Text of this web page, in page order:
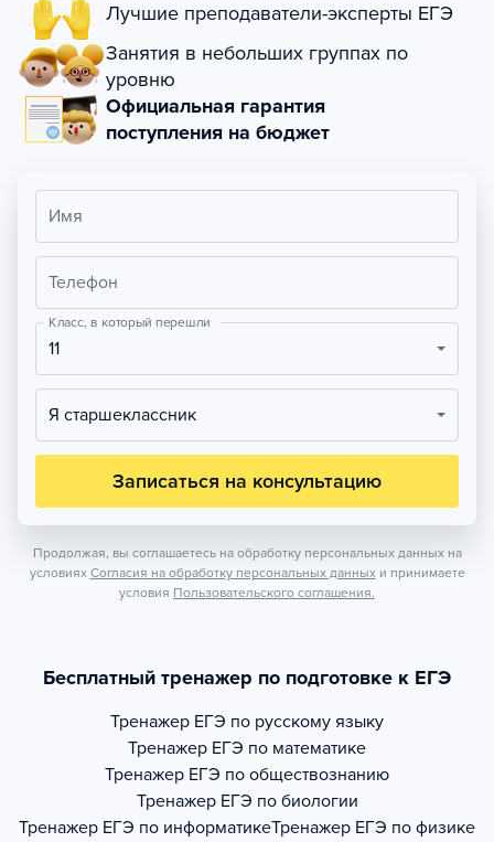
Лучшие преподаватели-эксперты ЕГЭ
Занятия в небольших группах по
уровню
Официальная гарантия
поступления на бюджет
Имя
Телефон
Класс, в который перешли
11
Я старшеклассник
Записаться на консультацию
Продолжая, вы соглашаетесь на обработку персональных данных на
условиях Согласия на обработку персональных данных и принимаете
условия Пользовательского соглашения.
Бесплатный тренажер по подготовке к ЕГЭ
Тренажер ЕГЭ по русскому языку
Тренажер ЕГЭ по математике
Тренажер ЕГЭ по обществознанию
Тренажер ЕГЭ по биологии
Тренажер ЕГЭ по информатикеТренажер ЕГЭ по физике